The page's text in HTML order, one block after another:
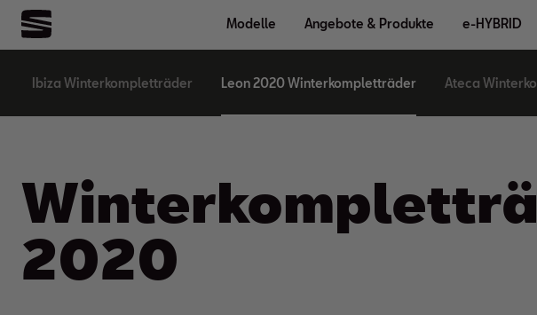
Modelle Angebote & Produkte e-HYBRID
Ibiza Winterkompletträder Leon 2020 Winterkompletträder Ateca
2020